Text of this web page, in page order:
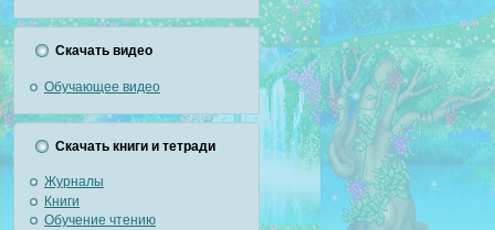
Скачать видео
Обучающее видео
Скачать книги и тетради
Журналы
Книги
Обучение чтению